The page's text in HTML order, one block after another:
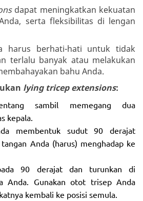
dapat meningkatkan kekuatan
serta fleksibilitas di lengan
harus berhati-hati untuk tidak
terlalu banyak atau melakukan
bahu Anda.
lying tricep extensions:
sambil memegang dua
kepala.
membentuk sudut 90 derajat
Anda (harus) menghadap ke
90 derajat dan turunkan di
Anda. Gunakan otot trisep Anda
kembali ke posisi semula.